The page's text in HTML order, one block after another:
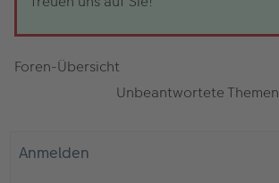
Foren-Übersicht
Unbeantwortete Themen
Anmelden